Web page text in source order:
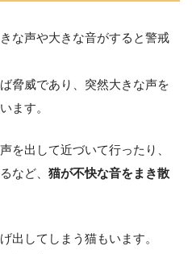
な声や大きな音がすると警戒
脅威であり、突然大きな声を
ます。
を出して近づいて行ったり、
など、 猫が不快な音をまき散
出してしまう猫もいます。